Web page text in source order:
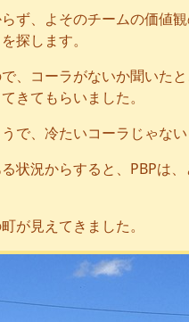
ず、よそのチームの価値
探します。
、コーラがないか聞いた
きてもらいました。
で、冷たいコーラじゃない
状況からすると、PBPは
が見えてきました。